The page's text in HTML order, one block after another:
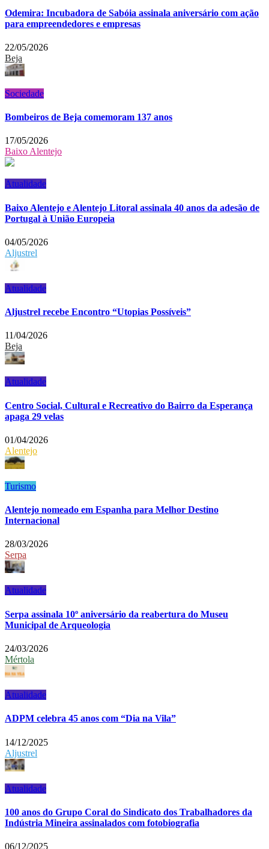
Odemira: Incubadora de Sabóia assinala aniversário com ação
para empreendedores e empresas
22/05/2026
Beja
Sociedade
Bombeiros de Beja comemoram 137 anos
17/05/2026
Baixo Alentejo
Atualidade
Baixo Alentejo e Alentejo Litoral assinala 40 anos da adesão de
Portugal à União Europeia
04/05/2026
Aljustrel
Atualidade
Aljustrel recebe Encontro “Utopias Possíveis”
11/04/2026
Beja
Atualidade
Centro Social, Cultural e Recreativo do Bairro da Esperança
apaga 29 velas
01/04/2026
Alentejo
Turismo
Alentejo nomeado em Espanha para Melhor Destino
Internacional
28/03/2026
Serpa
Atualidade
Serpa assinala 10º aniversário da reabertura do Museu
Municipal de Arqueologia
24/03/2026
Mértola
Atualidade
ADPM celebra 45 anos com “Dia na Vila”
14/12/2025
Aljustrel
Atualidade
100 anos do Grupo Coral do Sindicato dos Trabalhadores da
Indústria Mineira assinalados com fotobiografia
06/12/2025